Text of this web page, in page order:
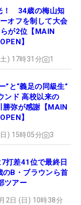
！ 34歳の梅山知
オフを制して大会
が2位【MAIN
】
) 17時31分 1
”と“義足の同級生”
ンド 高校以来の
勝弥が感謝【MAIN
】
) 15時05分 3
打差41位で最終日
B・ブラウンら首
ツアー
2日 (日) 10時38分